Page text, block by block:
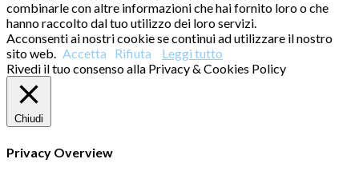
combinarle con altre informazioni che hai fornito loro o che
hanno raccolto dal tuo utilizzo dei loro servizi.
Acconsenti ai nostri cookie se continui ad utilizzare il nostro
sito web. Accetta Rifiuta
Leggi tutto
Rivedi il tuo consenso alla Privacy & Cookies Policy
Chiudi
Privacy Overview